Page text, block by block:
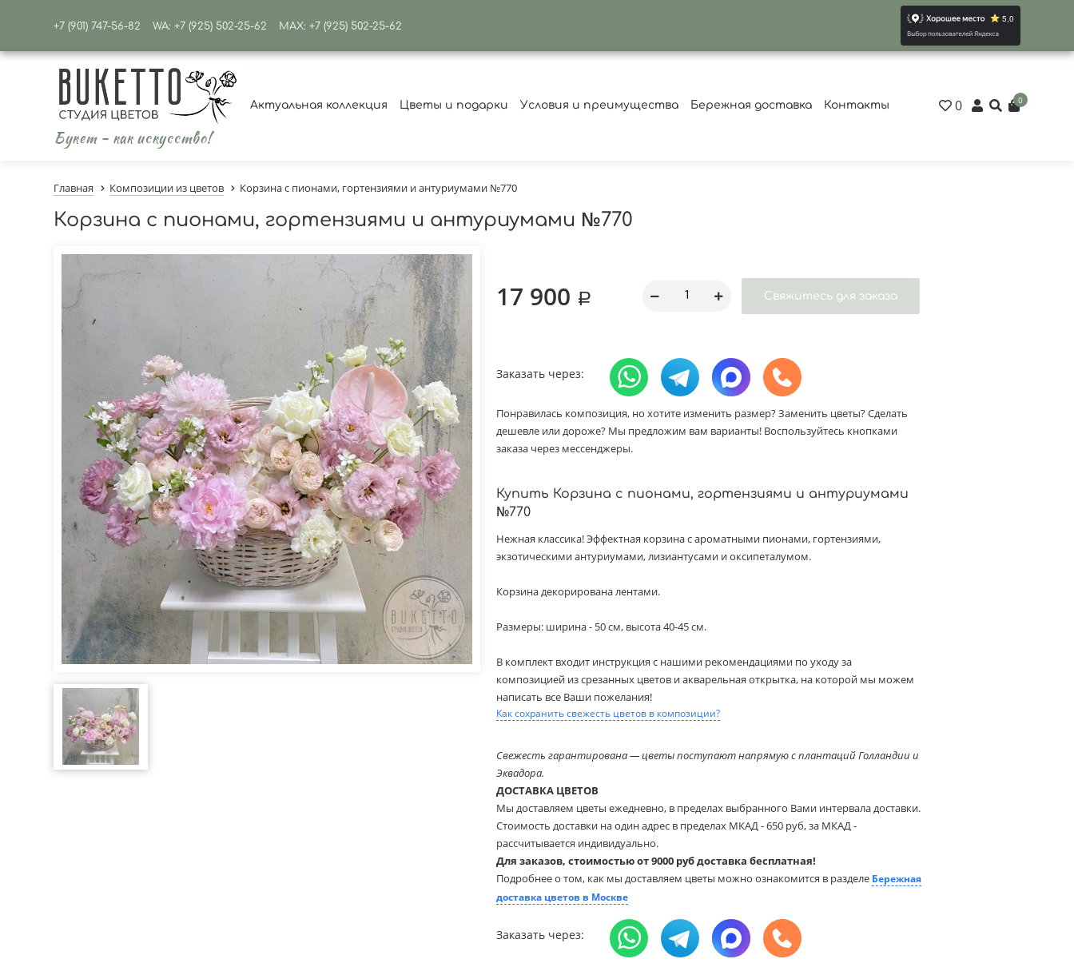
+7 (901) 747-56-82 WA: +7 (925) 502-25-62 MAX: +7 (925) 502-25-62
Букет - как искусство!
Актуальная коллекция Цветы и подарки Условия и преимущества Бережная доставка Контакты 0 0
Главная Композиции из цветов Корзина с пионами, гортензиями и антуриумами №770
Корзина с пионами, гортензиями и антуриумами №770
17 900
Заказать через:
Понравилась композиция, но хотите изменить размер? Заменить цветы? Сделать
дешевле или дороже? Мы предложим вам варианты! Воспользуйтесь кнопками
заказа через мессенджеры.
Купить Корзина с пионами, гортензиями и антуриумами
№770
Нежная классика! Эффектная корзина с ароматными пионами, гортензиями,
экзотическими антуриумами, лизиантусами и оксипеталумом.
Корзина декорирована лентами.
Размеры: ширина - 50 см, высота 40-45 см.
В комплект входит инструкция с нашими рекомендациями по уходу за
композицией из срезанных цветов и акварельная открытка, на которой мы можем
написать все Ваши пожелания!
Как сохранить свежесть цветов в композиции?
Свежесть гарантирована — цветы поступают напрямую с плантаций Голландии и
Эквадора.
ДОСТАВКА ЦВЕТОВ
Мы доставляем цветы ежедневно, в пределах выбранного Вами интервала доставки.
Стоимость доставки на один адрес в пределах МКАД - 650 руб, за МКАД -
рассчитывается индивидуально.
Для заказов, стоимостью от 9000 руб доставка бесплатная!
Подробнее о том, как мы доставляем цветы можно ознакомится в разделе Бережная
доставка цветов в Москве
Заказать через: